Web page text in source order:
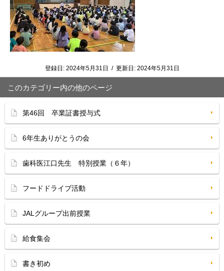
登録日: 2024年5月31日 / 更新日: 2024年5月31日
このカテゴリー内の他のページ
第46回 卒業証書授与式
6年生ありがとうの会
歯科医江口先生 特別授業（６年）
フードドライブ活動
JALグループ出前授業
給食集会
書き初め